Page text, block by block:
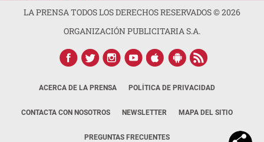
LA PRENSA TODOS LOS DERECHOS RESERVADOS ©2026
ORGANIZACIÓN PUBLICITARIA S.A.
ACERCA DE LA PRENSA POLÍTICA DE PRIVACIDAD
CONTACTA CON NOSOTROS NEWSLETTER MAPA DEL SITIO
PREGUNTAS FRECUENTES